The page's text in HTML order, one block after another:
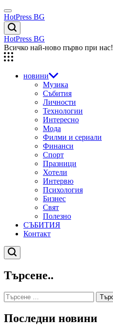
Skip
to
content
Menu
HotPress BG
Търсене
HotPress BG
Всичко най-ново първо при нас!
новини
Музика
Събития
Личности
Технологии
Интересно
Мода
Филми и сериали
Финанси
Спорт
Празници
Хотели
Интервю
Психология
Бизнес
Свят
Полезно
СЪБИТИЯ
Контакт
Търсене
Търсене..
Търсене
за:
Последни новини